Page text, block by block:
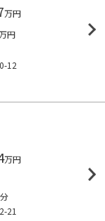
万円
円
12
万円
21